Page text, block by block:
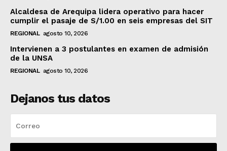
Alcaldesa de Arequipa lidera operativo para hacer
cumplir el pasaje de S/1.00 en seis empresas del SIT
REGIONAL agosto 10, 2026
Intervienen a 3 postulantes en examen de admisión
de la UNSA
REGIONAL agosto 10, 2026
Dejanos tus datos